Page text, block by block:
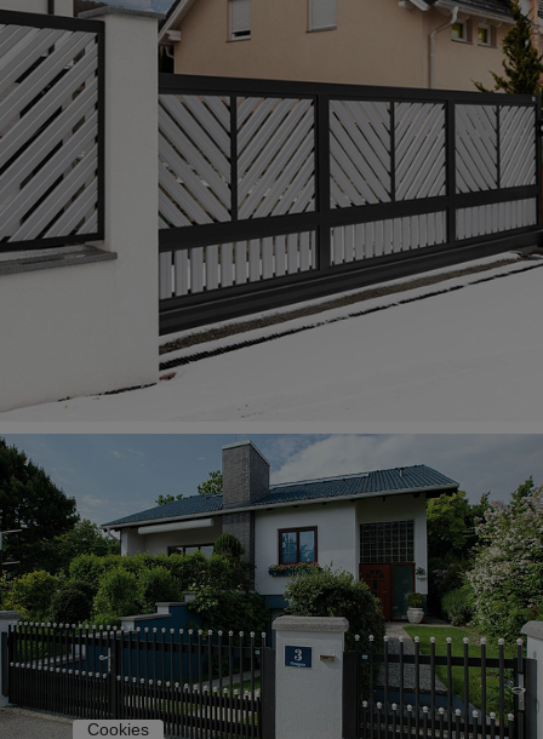
Cookies